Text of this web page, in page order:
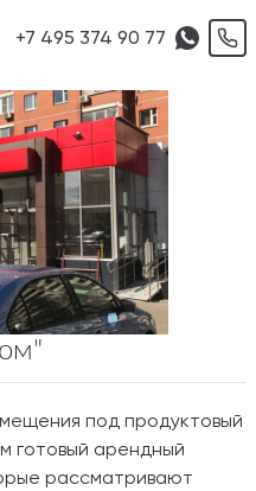
+7 495 374 90 77
под продуктовый
готовый арендный
рассматривают